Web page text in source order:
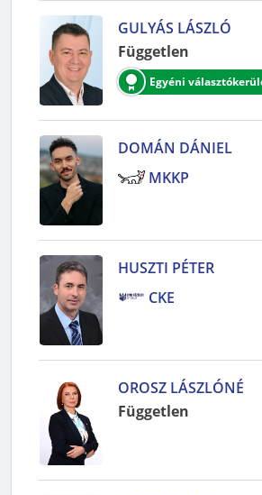
GULYÁS LÁSZLÓ
Független
Egyéni
DOMÁN DÁNIEL
MKKP
HUSZTI PÉTER
CKE
OROSZ LÁSZLÓNÉ
Független